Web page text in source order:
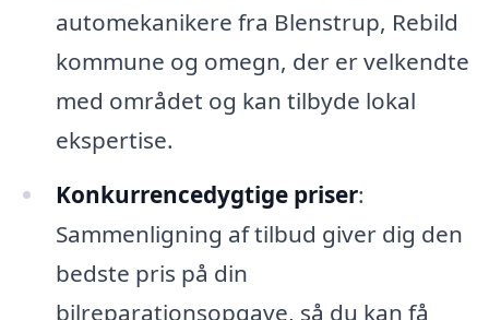
automekanikere fra Blenstrup, Rebild
kommune og omegn, der er velkendte
med området og kan tilbyde lokal
ekspertise.
Konkurrencedygtige priser:
Sammenligning af tilbud giver dig den
bedste pris på din
bilreparationsopgave, så du kan få